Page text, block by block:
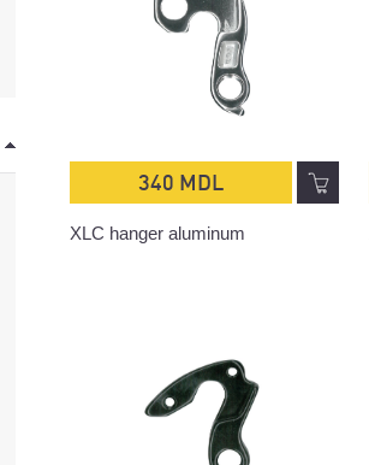
340 MDL
XLC hanger aluminum